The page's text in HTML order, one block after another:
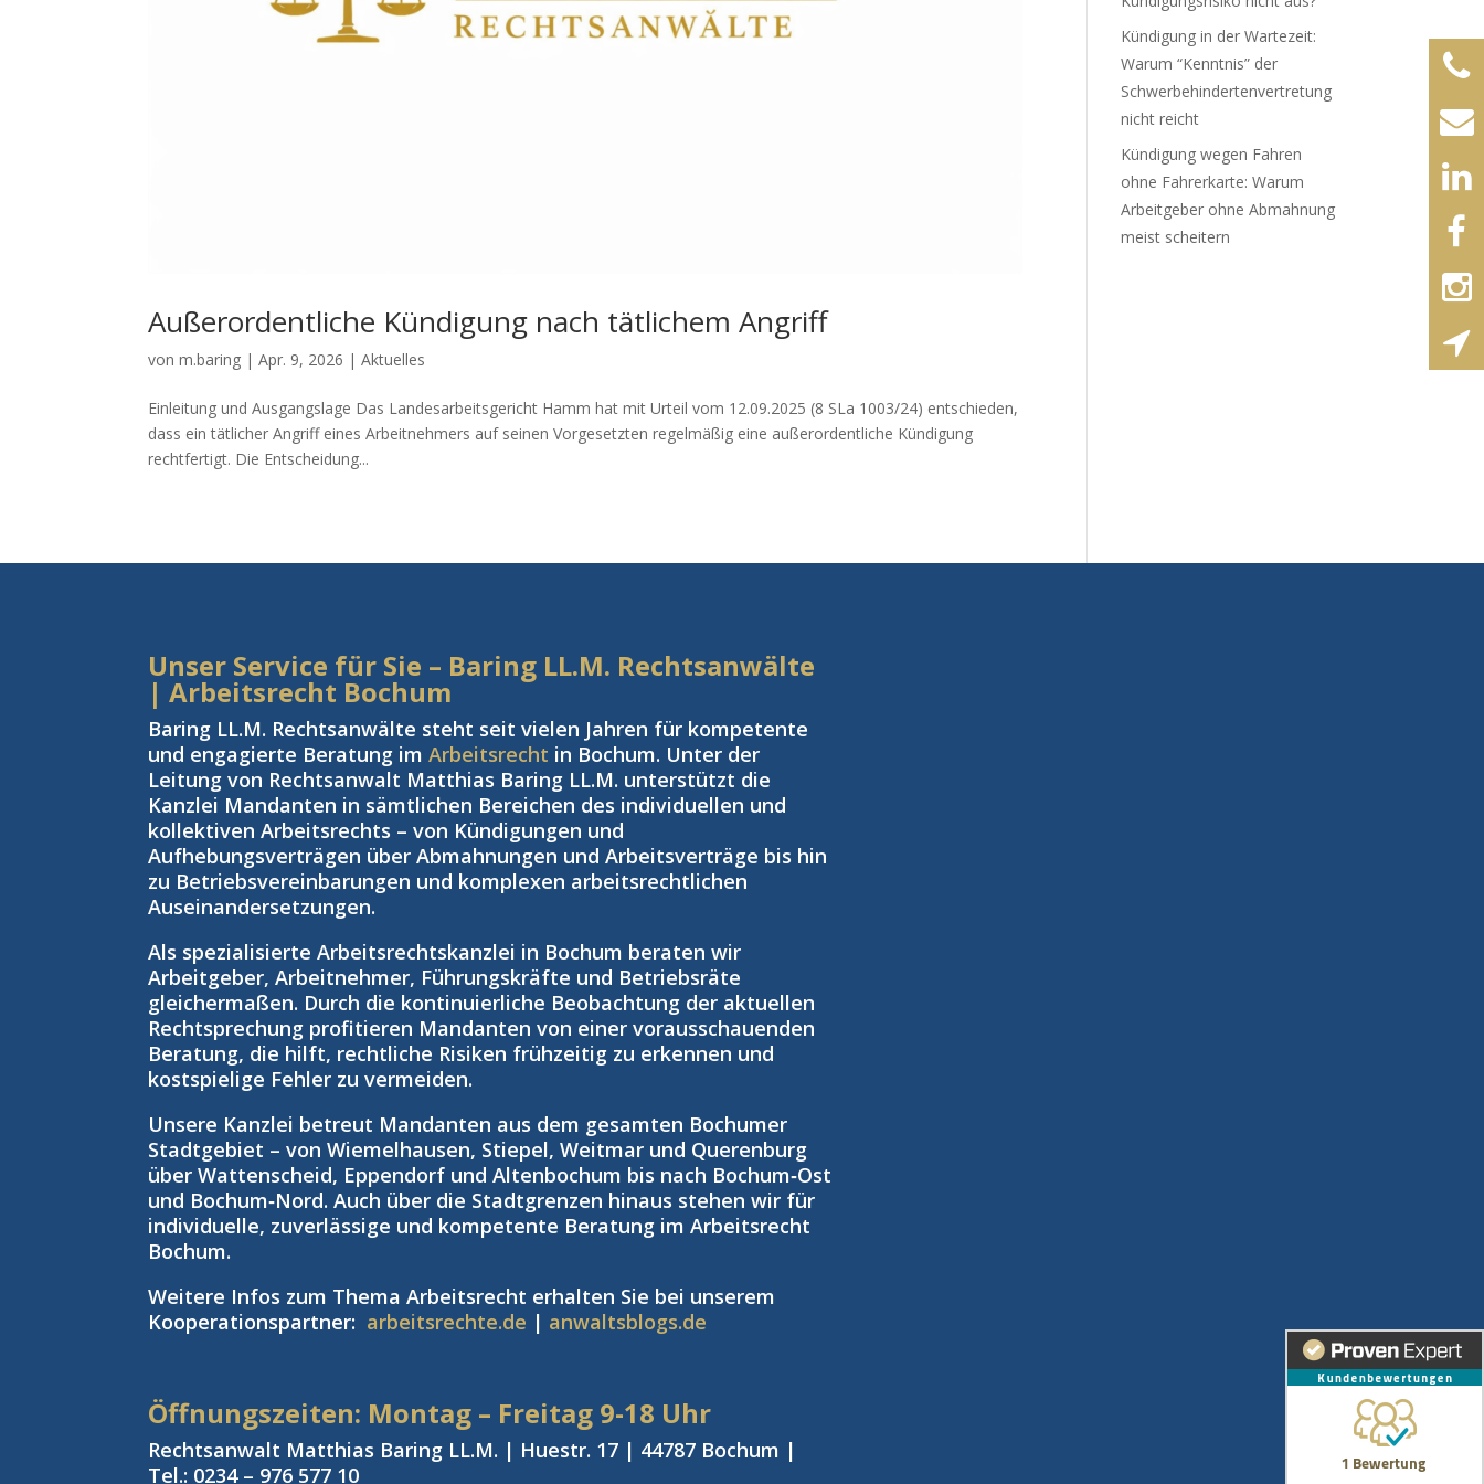
Außerordentliche Kündigung nach tätlichem Angriff
vonm.baring |Apr. 9, 2026 |Aktuelles
Einleitung und Ausgangslage Das Landesarbeitsgericht Hamm hat mit Urteil vom 12.09.2025 (8 SLa 1003/24) entschieden,
dass ein tätlicher Angriff eines Arbeitnehmers auf seinen Vorgesetzten regelmäßig eine außerordentliche Kündigung
rechtfertigt. Die Entscheidung...
Kündigung in der Wartezeit:
Warum “Kenntnis” der
Schwerbehindertenvertretung
nicht reicht
Kündigung wegen Fahren
ohne Fahrerkarte: Warum
Arbeitgeber ohne Abmahnung
meist scheitern
Unser Service für Sie – Baring LL.M. Rechtsanwälte
| Arbeitsrecht Bochum
Baring LL.M. Rechtsanwälte steht seit vielen Jahren für kompetente
und engagierte Beratung imArbeitsrecht in Bochum. Unter der
Leitung von Rechtsanwalt Matthias Baring LL.M. unterstützt die
Kanzlei Mandanten in sämtlichen Bereichen des individuellen und
kollektiven Arbeitsrechts – von Kündigungen und
Aufhebungsverträgen über Abmahnungen und Arbeitsverträge bis hin
zu Betriebsvereinbarungen und komplexen arbeitsrechtlichen
Auseinandersetzungen.
Als spezialisierte Arbeitsrechtskanzlei in Bochum beraten wir
Arbeitgeber, Arbeitnehmer, Führungskräfte und Betriebsräte
gleichermaßen. Durch die kontinuierliche Beobachtung der aktuellen
Rechtsprechung profitieren Mandanten von einer vorausschauenden
Beratung, die hilft, rechtliche Risiken frühzeitig zu erkennen und
kostspielige Fehler zu vermeiden.
Unsere Kanzlei betreut Mandanten aus dem gesamten Bochumer
Stadtgebiet – von Wiemelhausen, Stiepel, Weitmar und Querenburg
über Wattenscheid, Eppendorf und Altenbochum bis nach Bochum‑Ost
und Bochum‑Nord. Auch über die Stadtgrenzen hinaus stehen wir für
individuelle, zuverlässige und kompetente Beratung im Arbeitsrecht
Bochum.
Weitere Infos zum Thema Arbeitsrecht erhalten Sie bei unserem
Kooperationspartner: arbeitsrechte.de | anwaltsblogs.de
Öffnungszeiten: Montag – Freitag 9-18 Uhr
Rechtsanwalt Matthias Baring LL.M. | Huestr. 17 | 44787 Bochum |
Tel.: 0234 – 976 577 10